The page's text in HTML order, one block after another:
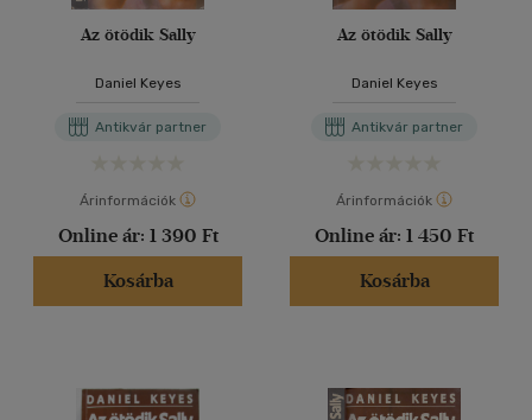
Az ötödik Sally
Daniel Keyes
Antikvár partner
Árinformációk
Online ár: 1 390 Ft
Kosárba
Az ötödik Sally
Daniel Keyes
Antikvár partner
Árinformációk
Online ár: 1 450 Ft
Kosárba